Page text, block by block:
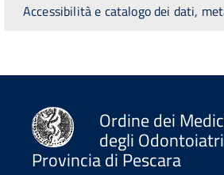
Accessibilità e catalogo dei dati,
Ordine dei
degli
Provincia di Pescara